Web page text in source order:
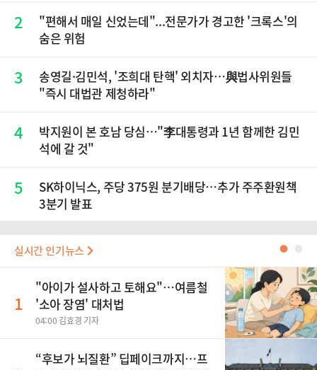
2
"편해서 매일 신었는데"...전문가가 경고한 '크록스'의
숨은 위험
3
송영길·김민석, '조희대 탄핵' 외치자…與법사위원들
"즉시 대법관 제청하라"
4
박지원이 본 호남 당심…"李대통령과 1년 함께한 김민
석에 갈 것"
5
SK하이닉스, 주당 375원 분기배당…추가 주주환원책
3분기 발표
실시간 인기뉴스 ●
1
"아이가 설사하고 토해요"…여름철
'소아 장염' 대처법
04:00 김효경 기자
“후보가 뇌질환” 딥페이크까지…프